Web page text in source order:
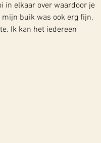
in elkaar over waardoor je
mijn buik was ook erg fijn,
Ik kan het iedereen